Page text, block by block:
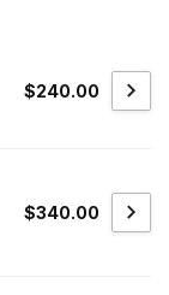
$240.00
$340.00